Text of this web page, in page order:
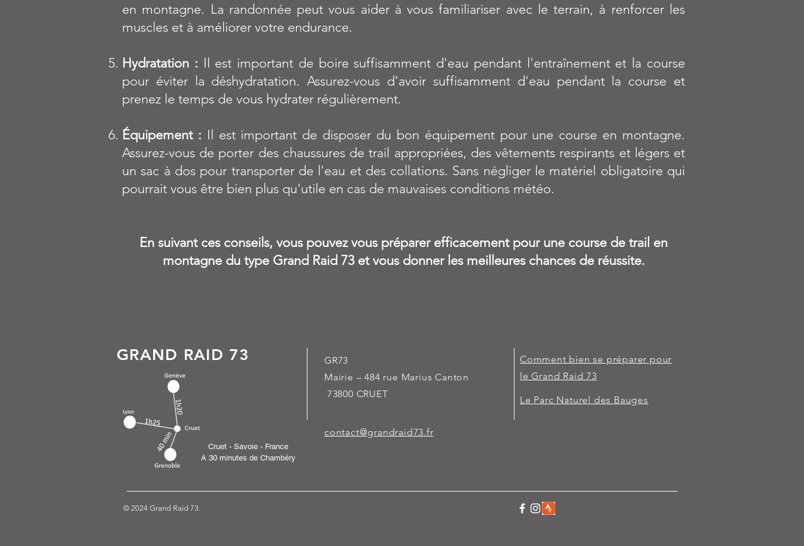
en montagne. La randonnée peut vous aider à vous familiariser avec le terrain, à renforcer les
muscles et à améliorer votre endurance.
Hydratation : Il est important de boire suffisamment d'eau pendant l'entraînement et la course
pour éviter la déshydratation. Assurez-vous d'avoir suffisamment d'eau pendant la course et
prenez le temps de vous hydrater régulièrement.
Équipement : Il est important de disposer du bon équipement pour une course en montagne.
Assurez-vous de porter des chaussures de trail appropriées, des vêtements respirants et légers et
un sac à dos pour transporter de l'eau et des collations. Sans négliger le matériel obligatoire qui
pourrait vous être bien plus qu'utile en cas de mauvaises conditions météo.
En suivant ces conseils, vous pouvez vous préparer efficacement pour une course de trail en
montagne du type Grand Raid 73 et vous donner les meilleures chances de réussite.
GRAND RAID 73
Cruet - Savoie - France
A 30 minutes de Chambéry
GR73
Mairie – 484 rue Marius Canton
73800 CRUET
contact@grandraid73.fr
Comment bien se préparer pour
le Grand Raid 73
Le Parc Naturel des Bauges
© 2024 Grand Raid 73.